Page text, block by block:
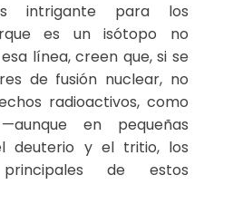
intrigante para los
es un isótopo no
línea, creen que, si se
de fusión nuclear, no
radioactivos, como
en pequeñas
deuterio y el tritio, los
principales de estos